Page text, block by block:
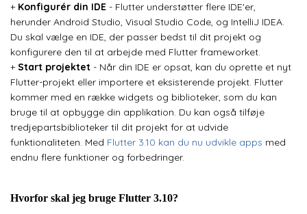
+ Konfigurér din IDE - Flutter understøtter flere IDE'er,
herunder Android Studio, Visual Studio Code, og IntelliJ IDEA.
Du skal vælge en IDE, der passer bedst til dit projekt og
konfigurere den til at arbejde med Flutter frameworket.
+ Start projektet - Når din IDE er opsat, kan du oprette et nyt
Flutter-projekt eller importere et eksisterende projekt. Flutter
kommer med en række widgets og biblioteker, som du kan
bruge til at opbygge din applikation. Du kan også tilføje
tredjepartsbiblioteker til dit projekt for at udvide
funktionaliteten. Med Flutter 3.10 kan du nu udvikle apps med
endnu flere funktioner og forbedringer.
Hvorfor skal jeg bruge Flutter 3.10?